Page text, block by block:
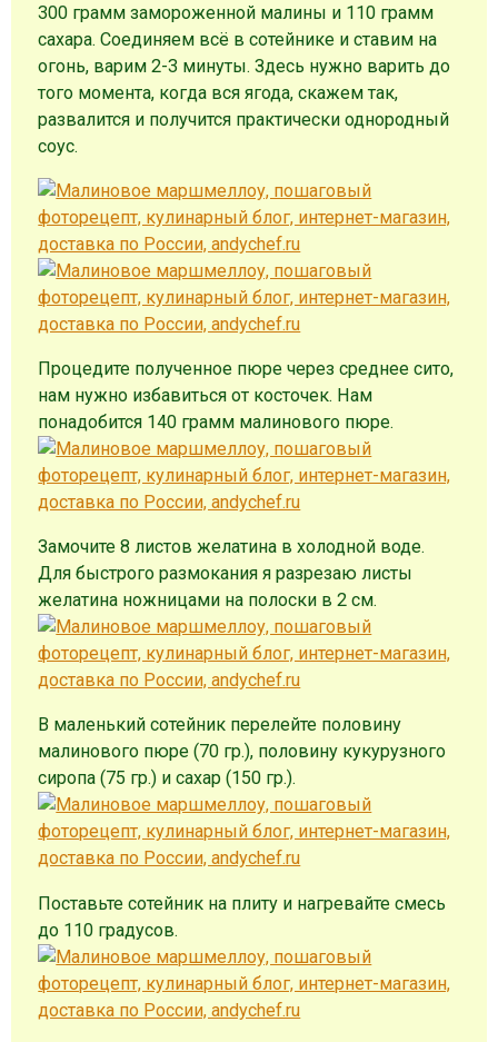
300 грамм замороженной малины и 110 грамм
сахара. Соединяем всё в сотейнике и ставим на
огонь, варим 2-3 минуты. Здесь нужно варить до
того момента, когда вся ягода, скажем так,
развалится и получится практически однородный
соус.
Процедите полученное пюре через среднее сито,
нам нужно избавиться от косточек. Нам
понадобится 140 грамм малинового пюре.
Замочите 8 листов желатина в холодной воде.
Для быстрого размокания я разрезаю листы
желатина ножницами на полоски в 2 см.
В маленький сотейник перелейте половину
малинового пюре (70 гр.), половину кукурузного
сиропа (75 гр.) и сахар (150 гр.).
Поставьте сотейник на плиту и нагревайте смесь
до 110 градусов.